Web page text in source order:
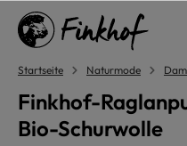
springen
Startseite Naturmode
Finkhof-
Bio-Schurwolle